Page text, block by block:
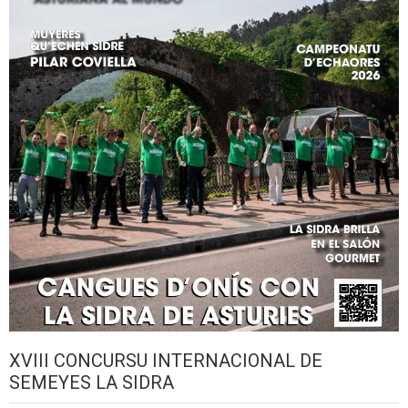
XVIII CONCURSU INTERNACIONAL DE
SEMEYES LA SIDRA